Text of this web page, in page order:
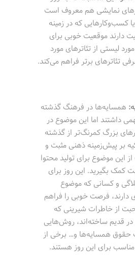
نمایشی هم معروف است
یا کسب‌وکارهایی که در زمینه
دارند موقعیت خوبی برای
لیستی از تئاترهای مورد
تئاترهای برتر فراهم می‌کند.
همسایه‌ها در فرهنگ گذشته
داشتند اما این موضوع در
بزرگ کمرنگ‌تر از گذشته
بر پیش‌زمینه ذهنی مثبت و
این موضوع برای تولید محتوا
کمک بگیرید. این روز برای
و کسانی که موضوع
دارند، فرصت خوبی را فراهم
از خاطرات شیرینی که
قدیم ساخته‌اند، روش‌هایی
حقوق همسایه‌ها و… برخی از
برای این روز هستند.